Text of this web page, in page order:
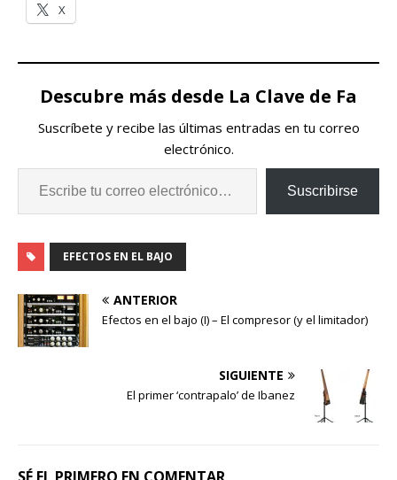
X
Descubre más desde La Clave de Fa
Suscríbete y recibe las últimas entradas en tu correo
electrónico.
Suscribirse
EFECTOS EN EL BAJO
ANTERIOR
Efectos en el bajo (I) – El compresor (y el limitador)
SIGUIENTE
El primer ‘contrapalo’ de Ibanez